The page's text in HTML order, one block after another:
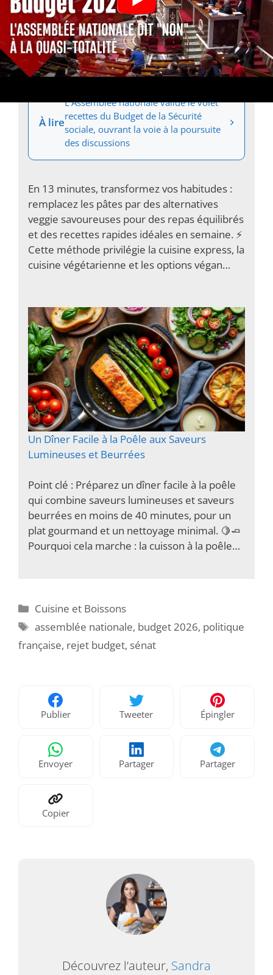
En 13 minutes : des alternatives veggie
idéales pour vos pâtes
À lire
L’Assemblée nationale valide le volet
recettes du Budget de la Sécurité
sociale, ouvrant la voie à la poursuite
des discussions
En 13 minutes, transformez vos habitudes :
remplacez les pâtes par des alternatives
veggie savoureuses pour des repas équilibrés
et des recettes rapides idéales en semaine. ⚡️
Cette méthode privilégie la cuisine express, la
cuisine végétarienne et les options végan…
Un Dîner Facile à la Poêle aux Saveurs
Lumineuses et Beurrées
Point clé : Préparez un dîner facile à la poêle
qui combine saveurs lumineuses et saveurs
beurrées en moins de 40 minutes, pour un
plat gourmand et un nettoyage minimal. 🍋🧈
Pourquoi cela marche : la cuisson à la poêle…
Catégories
Cuisine et Boissons
Étiquettes
assemblée nationale, budget 2026, politique
française, rejet budget, sénat
Publier Tweeter Épingler
Envoyer Partager Partager
Copier
Découvrez l’auteur, Sandra